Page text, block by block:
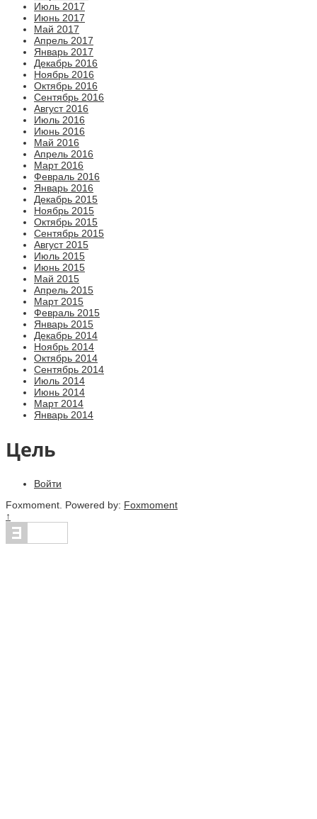
Июль 2017
Июнь 2017
Май 2017
Апрель 2017
Январь 2017
Декабрь 2016
Ноябрь 2016
Октябрь 2016
Сентябрь 2016
Август 2016
Июль 2016
Июнь 2016
Май 2016
Апрель 2016
Март 2016
Февраль 2016
Январь 2016
Декабрь 2015
Ноябрь 2015
Октябрь 2015
Сентябрь 2015
Август 2015
Июль 2015
Июнь 2015
Май 2015
Апрель 2015
Март 2015
Февраль 2015
Январь 2015
Декабрь 2014
Ноябрь 2014
Октябрь 2014
Сентябрь 2014
Июль 2014
Июнь 2014
Март 2014
Январь 2014
Цель
Войти
Foxmoment. Powered by: Foxmoment
↑